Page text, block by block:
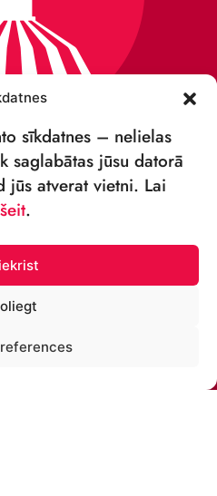
sīkdatnes – nelielas
saglabātas jūsu datorā
atverat vietni. Lai
šeit.
CIRKS”
iela 4,
Latvija